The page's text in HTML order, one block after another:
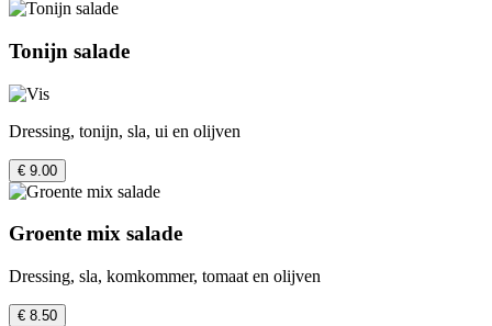
Tonijn salade
Dressing, tonijn, sla, ui en olijven
€ 9.00
Groente mix salade
Dressing, sla, komkommer, tomaat en olijven
€ 8.50